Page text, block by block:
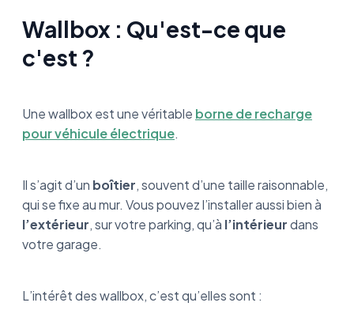
Wallbox : Qu'est-ce que
c'est ?
Une wallbox est une véritable borne de recharge
pour véhicule électrique.
Il s’agit d’un boîtier, souvent d’une taille raisonnable,
qui se fixe au mur. Vous pouvez l’installer aussi bien à
l’extérieur, sur votre parking, qu’à l’intérieurdans
votre garage.
L’intérêt des wallbox, c’est qu’elles sont :